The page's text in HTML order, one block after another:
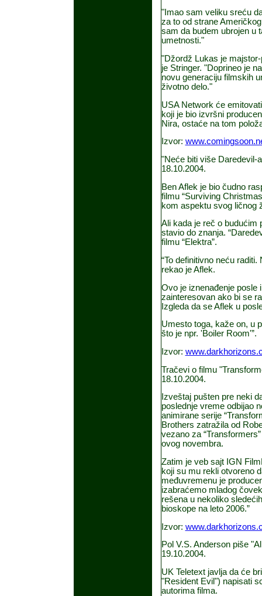
"Imao sam veliku sreću
za to od strane
sam da budem ubrojen u
umetnosti."
"Džordž Lukas je
je Stringer. "Doprineo je
novu generaciju filmskih
životno delo."
USA Network će
koji je bio izvršni
Nira, ostaće na tom
Izvor:
"Neće biti više Daredevil-
18.10.2004.
Ben Aflek je bio čudno
filmu “Surviving
kom aspektu svog ličnog
Ali kada je reč o budućim
stavio do znanja.
filmu “Elektra”.
“To definitivno neću
rekao je Aflek.
Ovo je iznenađenje posle
zainteresovan ako bi se
Izgleda da se Aflek u
Umesto toga, kaže on, u
što je npr. 'Boiler Room'”.
Izvor:
Tračevi o filmu
18.10.2004.
Izveštaj pušten pre neki
poslednje vreme odbijao
animirane serije
Brothers zatražila od
vezano za
ovog novembra.
Zatim je veb sajt IGN
koji su mu rekli otvoreno
međuvremenu je
izabraćemo mladog
rešena u nekoliko
bioskope na leto 2006.”
Izvor:
Pol V.S. Anderson piše
19.10.2004.
UK Teletext javlja da će
"Resident Evil") napisati
autorima filma.